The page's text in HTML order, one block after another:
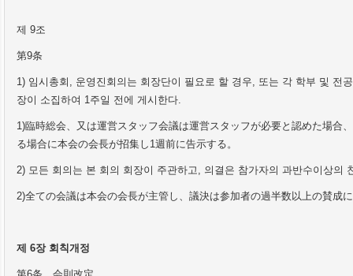
제 9조
第9条
1) 임시총회 운영진회의는 회장단이 필요로 할 경우
또는 각 학부 및 전
장이 소집하여 1 주일 전에 게시한다
1)臨時総会 、又は運営スタッフ会議は運営スタッフが必要と認めた場合
る場合に本会の会長が招集し 1週前に告示する。
2) 모든 회의는 본 회의 회장이 주관하고 의결은 참가자의 과반수이상의
2)全ての会議は本会の会長が主管し、議決は参加者の過半数以上の賛成
제 6장 회칙개정
第6条 会則改定